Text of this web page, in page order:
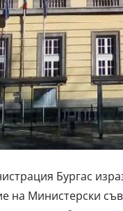
Бургас
на Министерски